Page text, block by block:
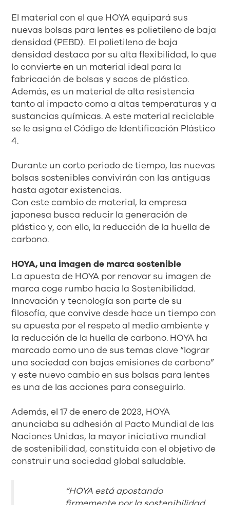
El material con el que HOYA equipará sus
nuevas bolsas para lentes es polietileno de baja
densidad (PEBD). El polietileno de baja
densidad destaca por su alta flexibilidad, lo que
lo convierte en un material ideal para la
fabricación de bolsas y sacos de plástico.
Además, es un material de alta resistencia
tanto al impacto como a altas temperaturas y a
sustancias químicas. A este material reciclable
se le asigna el Código de Identificación Plástico
4.
Durante un corto periodo de tiempo, las nuevas
bolsas sostenibles convivirán con las antiguas
hasta agotar existencias.
Con este cambio de material, la empresa
japonesa busca reducir la generación de
plástico y, con ello, la reducción de la huella de
carbono.
HOYA, una imagen de marca sostenible
La apuesta de HOYA por renovar su imagen de
marca coge rumbo hacia la Sostenibilidad.
Innovación y tecnología son parte de su
filosofía, que convive desde hace un tiempo con
su apuesta por el respeto al medio ambiente y
la reducción de la huella de carbono. HOYA ha
marcado como uno de sus temas clave “lograr
una sociedad con bajas emisiones de carbono”
y este nuevo cambio en sus bolsas para lentes
es una de las acciones para conseguirlo.
Además, el 17 de enero de 2023, HOYA
anunciaba su adhesión al Pacto Mundial de las
Naciones Unidas, la mayor iniciativa mundial
de sostenibilidad, constituida con el objetivo de
construir una sociedad global saludable.
“HOYA está apostando